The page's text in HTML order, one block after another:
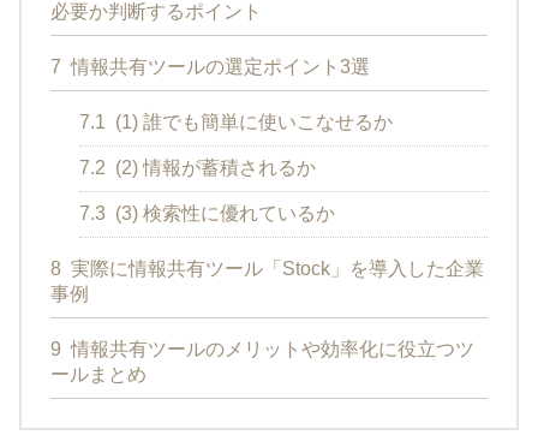
必要か判断するポイント
7 情報共有ツールの選定ポイント3選
7.1 (1) 誰でも簡単に使いこなせるか
7.2 (2) 情報が蓄積されるか
7.3 (3) 検索性に優れているか
8 実際に情報共有ツール「Stock」を導入した企業
事例
9 情報共有ツールのメリットや効率化に役立つツ
ールまとめ